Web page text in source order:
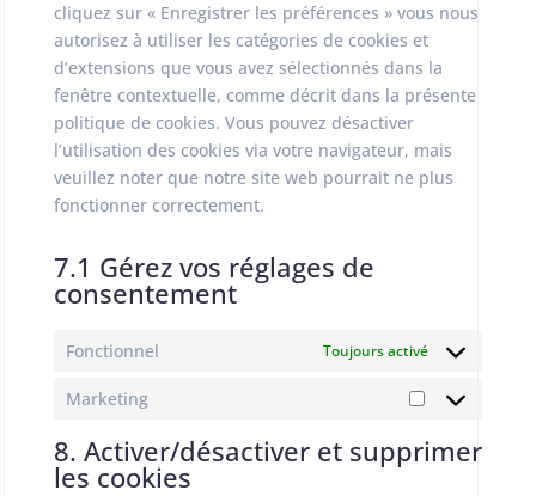
cliquez sur « Enregistrer les préférences » vous nous
autorisez à utiliser les catégories de cookies et
d’extensions que vous avez sélectionnés dans la
fenêtre contextuelle, comme décrit dans la présente
politique de cookies. Vous pouvez désactiver
l’utilisation des cookies via votre navigateur, mais
veuillez noter que notre site web pourrait ne plus
fonctionner correctement.
7.1 Gérez vos réglages de
consentement
Fonctionnel Toujours activé
Marketing
Marketing
8. Activer/désactiver et supprimer
les cookies